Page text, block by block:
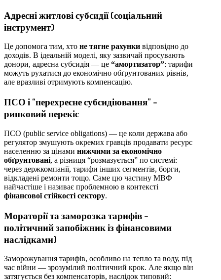
Адресні житлові субсидії (соціальний
інструмент)
Це допомога тим, хто не тягне рахунки відповідно до
доходів. В ідеальній моделі, яку зазвичай просувають
донори, адресна субсидія — це “амортизатор”: тарифи
можуть рухатися до економічно обґрунтованих рівнів,
але вразливі отримують компенсацію.
ПСО і “перехресне субсидіювання” –
ринковий перекіс
ПСО (public service obligations) — це коли держава або
регулятор змушують окремих гравців продавати ресурс
населенню за цінами нижчими за економічно
обґрунтовані, а різниця “розмазується” по системі:
через держкомпанії, тарифи інших сегментів, борги,
відкладені ремонти тощо. Саме цю частину МВФ
найчастіше і називає проблемною в контексті
фінансової стійкості сектору.
Мораторії та заморозка тарифів –
політичний запобіжник із фінансовими
наслідками)
Заморожування тарифів, особливо на тепло та воду, під
час війни — зрозумілий політичний крок. Але якщо він
затягується без компенсаторів, наслідок типовий: